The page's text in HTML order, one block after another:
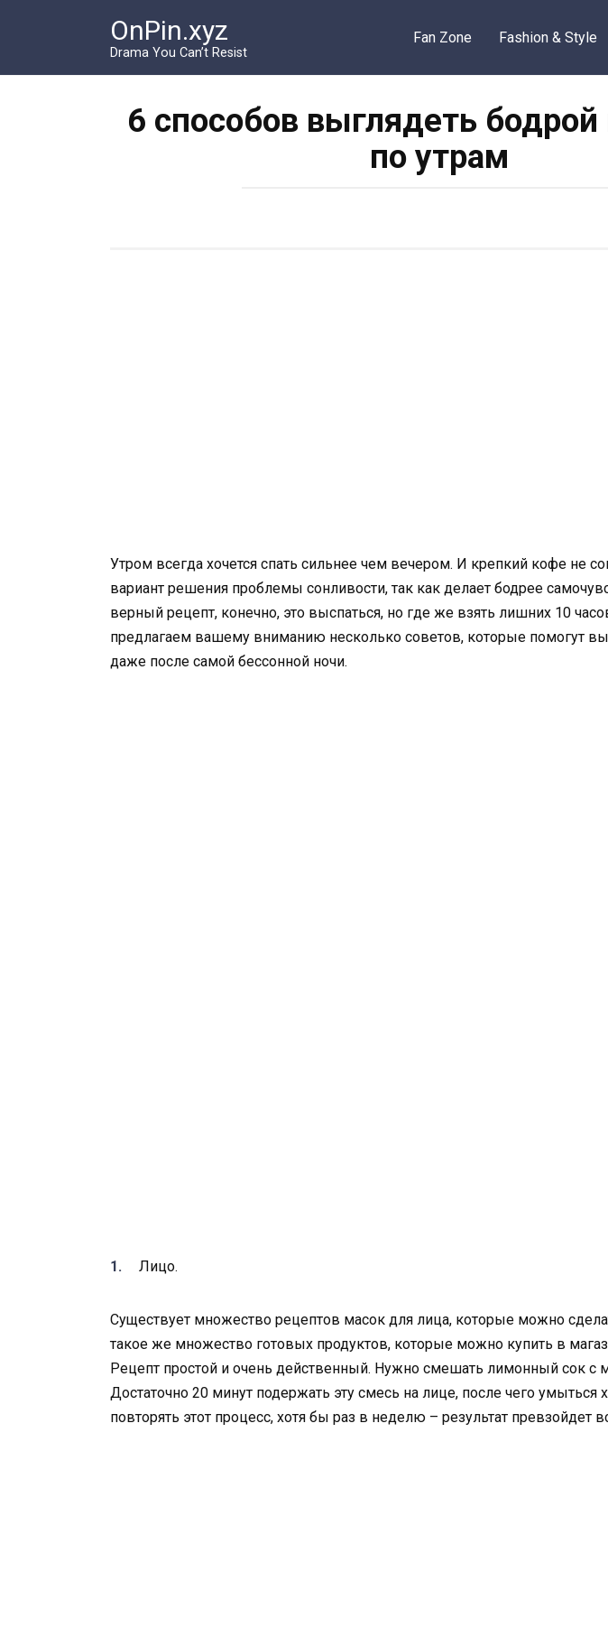
OnPin.xyz
Drama You Can’t Resist
Fan Zone Fashion & Style
6 способов выглядеть
по утрам
Утром всегда хочется спать сильнее чем вечером. И крепкий кофе не
вариант решения проблемы сонливости, так как делает бодрее
верный рецепт, конечно, это выспаться, но где же взять лишних 10
предлагаем вашему вниманию несколько советов, которые помогут
даже после самой бессонной ночи.
Лицо.
Существует множество рецептов масок для лица, которые можно
такое же множество готовых продуктов, которые можно купить в
Рецепт простой и очень действенный. Нужно смешать лимонный сок с
Достаточно 20 минут подержать эту смесь на лице, после чего умыться
повторять этот процесс, хотя бы раз в неделю – результат превзойдет